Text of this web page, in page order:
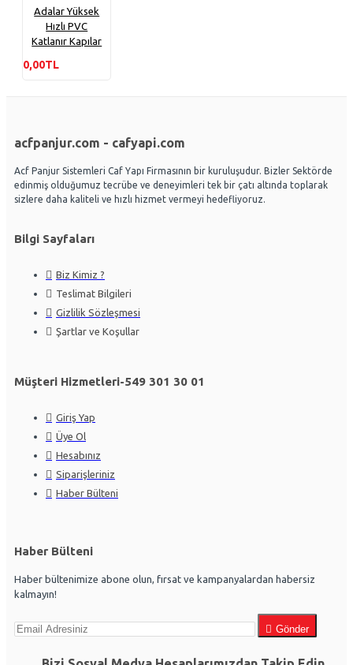
Adalar Yüksek
Hızlı PVC
Katlanır Kapılar
0,00TL
acfpanjur.com - cafyapi.com
Acf Panjur Sistemleri Caf Yapı Firmasının bir kuruluşudur. Bizler Sektörde
edinmiş olduğumuz tecrübe ve deneyimleri tek bir çatı altında toplarak
sizlere daha kaliteli ve hızlı hizmet vermeyi hedefliyoruz.
Bilgi Sayfaları
Biz Kimiz ?
Teslimat Bilgileri
Gizlilik Sözleşmesi
Şartlar ve Koşullar
Müşteri Hizmetleri-549 301 30 01
Giriş Yap
Üye Ol
Hesabınız
Siparişleriniz
Haber Bülteni
Haber Bülteni
Haber bültenimize abone olun, fırsat ve kampanyalardan habersiz
kalmayın!
Gönder